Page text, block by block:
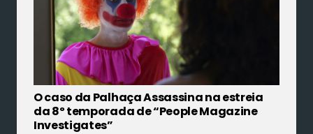
O caso da Palhaça Assassina na estreia
da 8º temporada de “People Magazine
Investigates”